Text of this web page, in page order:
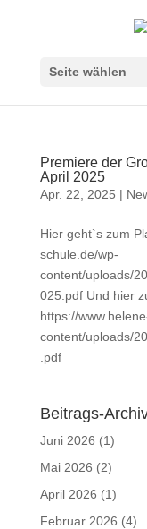
Seite wählen
Premiere der
April 2025
Apr. 22, 2025 |
Hier geht`s zum
schule.de/wp-
content/uploads/
025.pdf Und hier
https://
content/uploads/
.pdf
Beitrags-
Juni 2026 (1)
Mai 2026 (2)
April 2026 (1)
Februar 2026 (4)